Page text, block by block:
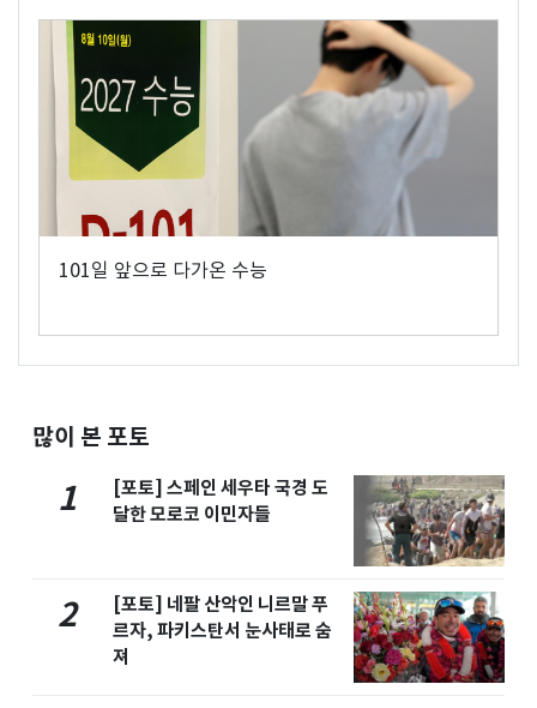
101일 앞으로 다가온 수능
많이 본 포토
1
[포토] 스페인 세우타 국경 도
달한 모로코 이민자들
2
[포토] 네팔 산악인 니르말 푸
르자, 파키스탄서 눈사태로 숨
져